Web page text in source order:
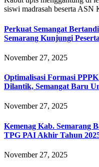
siswi madrasah beserta
Perkuat Semangat
Semarang Kunjungi
November 27, 2025
Optimalisasi Formasi
Dilantik, Semangat Baru
November 27, 2025
Kemenag Kab. Semarang
TPG PAI Akhir Tahun
November 27, 2025